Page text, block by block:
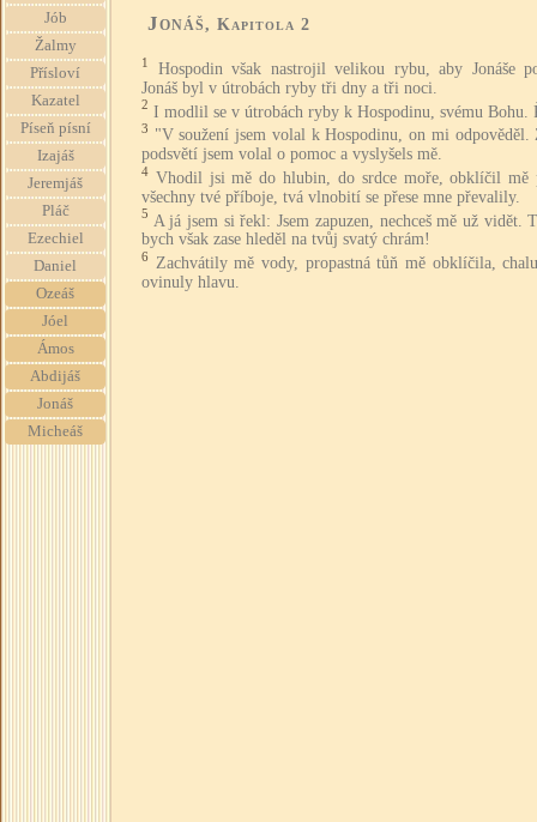
Jób
Žalmy
Přísloví
Kazatel
Píseň písní
Izajáš
Jeremjáš
Pláč
Ezechiel
Daniel
Ozeáš
Jóel
Ámos
Abdijáš
Jonáš
Micheáš
Jonáš, Kapitola 2
1
Hospodin však nastrojil velikou rybu, aby Jonáše
Jonáš byl v útrobách ryby tři dny a tři noci.
2 I modlil se v útrobách ryby k Hospodinu, svému Bohu.
3 "V soužení jsem volal k Hospodinu, on mi odpověděl.
podsvětí jsem volal o pomoc a vyslyšels mě.
4 Vhodil jsi mě do hlubin, do srdce moře, obklíčil mě
všechny tvé příboje, tvá vlnobití se přese mne převalily.
5 A já jsem si řekl: Jsem zapuzen, nechceš mě už vidět.
bych však zase hleděl na tvůj svatý chrám!
6
Zachvátily mě vody, propastná tůň mě obklíčila,
ovinuly hlavu.